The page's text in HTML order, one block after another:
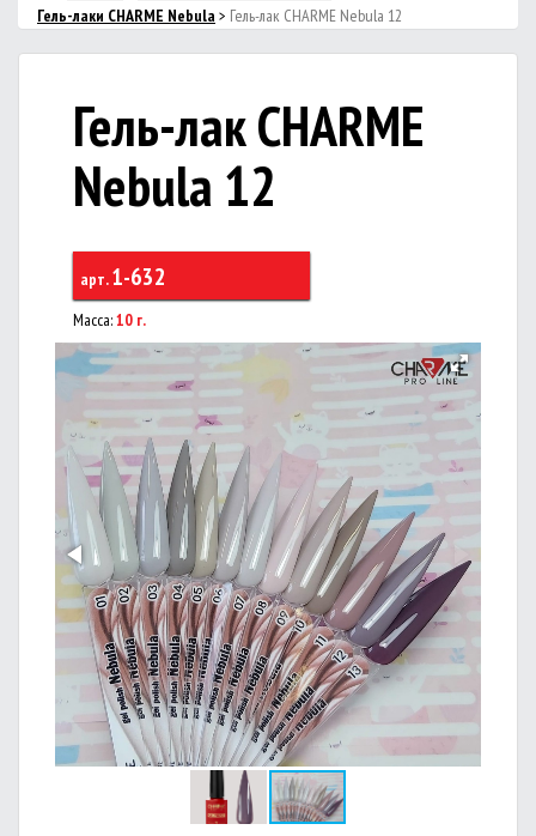
Гель-лаки CHARMЕ Nebula > Гель-лак CHARME Nebula 12
Гель-лак CHARME
Nebula 12
арт.1-632
Масса:10 г.